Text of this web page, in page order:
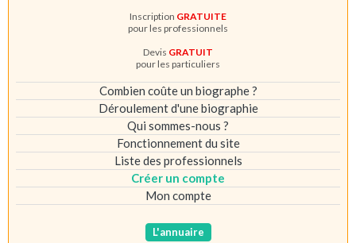
Inscription GRATUITE
pour les professionnels
Devis GRATUIT
pour les particuliers
Combien coûte un biographe ?
Déroulement d'une biographie
Qui sommes-nous ?
Fonctionnement du site
Liste des professionnels
Créer un compte
Mon compte
L'annuaire